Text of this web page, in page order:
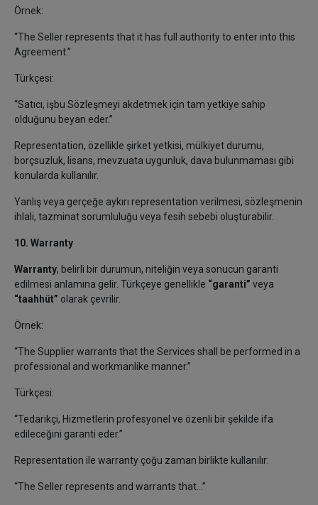
Örnek:
“The Seller represents that it has full authority to enter into this
Agreement.”
Türkçesi:
“Satıcı, işbu Sözleşmeyi akdetmek için tam yetkiye sahip
olduğunu beyan eder.”
Representation, özellikle şirket yetkisi, mülkiyet durumu,
borçsuzluk, lisans, mevzuata uygunluk, dava bulunmaması gibi
konularda kullanılır.
Yanlış veya gerçeğe aykırı representation verilmesi, sözleşmenin
ihlali, tazminat sorumluluğu veya fesih sebebi oluşturabilir.
10. Warranty
Warranty, belirli bir durumun, niteliğin veya sonucun garanti
edilmesi anlamına gelir. Türkçeye genellikle “garanti” veya
“taahhüt” olarak çevrilir.
Örnek:
“The Supplier warrants that the Services shall be performed in a
professional and workmanlike manner.”
Türkçesi:
“Tedarikçi, Hizmetlerin profesyonel ve özenli bir şekilde ifa
edileceğini garanti eder.”
Representation ile warranty çoğu zaman birlikte kullanılır:
“The Seller represents and warrants that…”